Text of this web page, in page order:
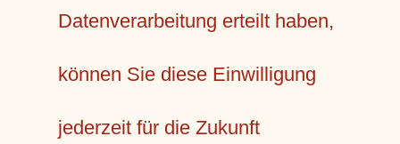
Datenverarbeitung erteilt haben,
können Sie diese Einwilligung
jederzeit für die Zukunft